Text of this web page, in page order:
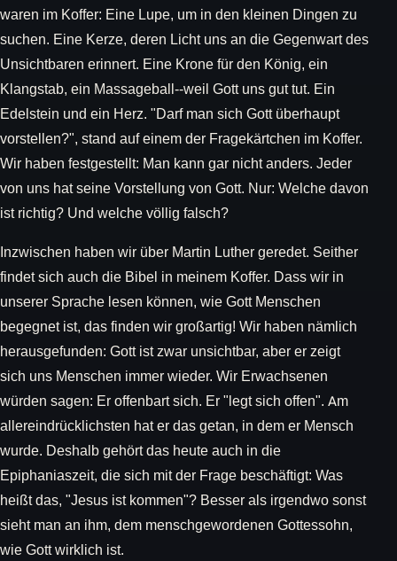
waren im Koffer: Eine Lupe, um in den kleinen Dingen zu
suchen. Eine Kerze, deren Licht uns an die Gegenwart des
Unsichtbaren erinnert. Eine Krone für den König, ein
Klangstab, ein Massageball--weil Gott uns gut tut. Ein
Edelstein und ein Herz. "Darf man sich Gott überhaupt
vorstellen?", stand auf einem der Fragekärtchen im Koffer.
Wir haben festgestellt: Man kann gar nicht anders. Jeder
von uns hat seine Vorstellung von Gott. Nur: Welche davon
ist richtig? Und welche völlig falsch?
Inzwischen haben wir über Martin Luther geredet. Seither
findet sich auch die Bibel in meinem Koffer. Dass wir in
unserer Sprache lesen können, wie Gott Menschen
begegnet ist, das finden wir großartig! Wir haben nämlich
herausgefunden: Gott ist zwar unsichtbar, aber er zeigt
sich uns Menschen immer wieder. Wir Erwachsenen
würden sagen: Er offenbart sich. Er "legt sich offen". Am
allereindrücklichsten hat er das getan, in dem er Mensch
wurde. Deshalb gehört das heute auch in die
Epiphaniaszeit, die sich mit der Frage beschäftigt: Was
heißt das, "Jesus ist kommen"? Besser als irgendwo sonst
sieht man an ihm, dem menschgewordenen Gottessohn,
wie Gott wirklich ist.